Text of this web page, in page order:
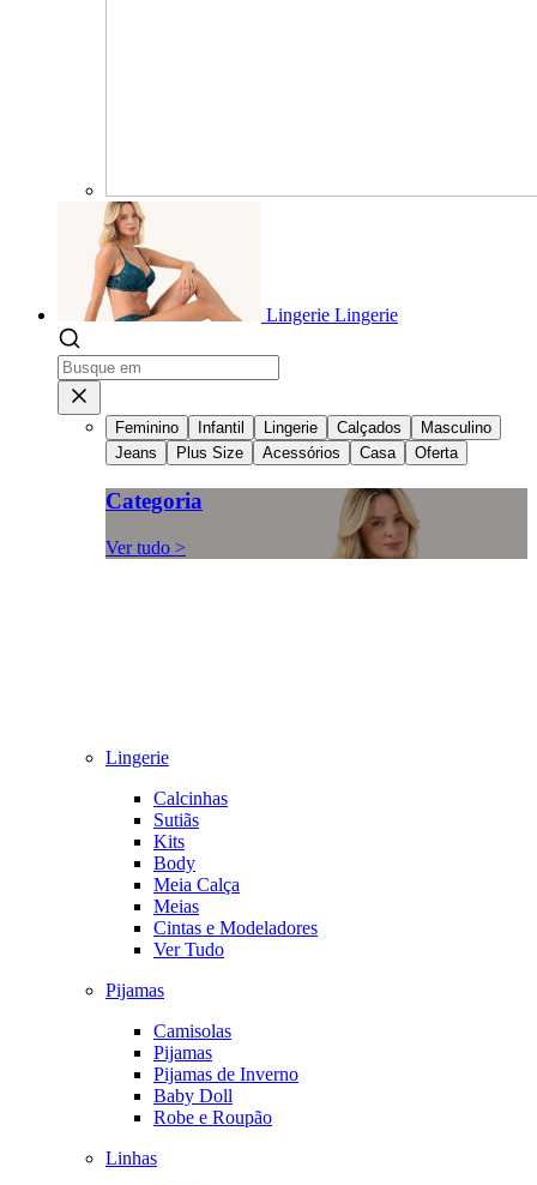
Lingerie Lingerie
Feminino Infantil Lingerie Calçados
Masculino
Jeans
Plus Size Acessórios Casa Oferta
Categoria
Ver tudo >
Lingerie
Calcinhas
Sutiãs
Kits
Body
Meia Calça
Meias
Cintas e Modeladores
Ver Tudo
Pijamas
Camisolas
Pijamas
Pijamas de Inverno
Baby Doll
Robe e Roupão
Linhas